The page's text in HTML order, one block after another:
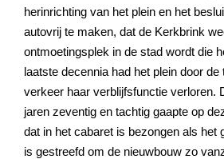
herinrichting van het plein en het
autovrij te maken, dat de Kerkbrink
ontmoetingsplek in de stad wordt die
laatste decennia had het plein door
verkeer haar verblijfsfunctie verloren.
jaren zeventig en tachtig gaapte op
dat in het cabaret is bezongen als het
is gestreefd om de nieuwbouw zo